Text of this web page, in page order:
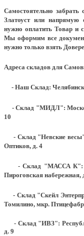
Самостоятельно
Златоуст или напрямую
нужно оплатить Товар и
Мы оформим все
нужно только взять
Адреса складов для
- Наш Склад:
- Склад "МИДЛ":
10
- Склад "Невские весы":
Оптиков, д. 4
- Склад "МАССА К":
Пироговская набережная,
- Склад "Скейл
Томилино, мкр.
- Склад "ИВЗ":
д. 9